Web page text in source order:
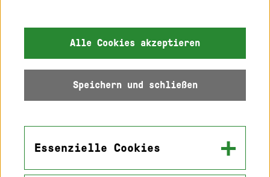
Datenschutz
Barrierefreiheit
Alle Cookies akzeptieren
Speichern und schließen
Essenzielle Cookies